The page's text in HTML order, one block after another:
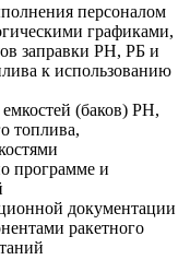
персоналом
графиками,
заправки РН, РБ и
к использованию
(баков) РН,
топлива,
программе и
документации
ракетного